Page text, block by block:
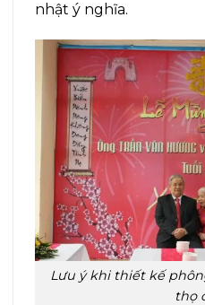
nhật ý nghĩa.
Lưu ý khi thiết kế
thọ